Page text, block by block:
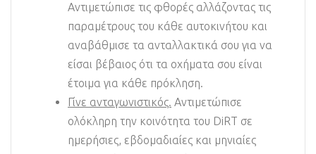
Αντιμετώπισε τις φθορές αλλάζοντας τις
παραμέτρους του κάθε αυτοκινήτου και
αναβάθμισε τα ανταλλακτικά σου για να
είσαι βέβαιος ότι τα οχήματα σου είναι
έτοιμα για κάθε πρόκληση.
Γίνε ανταγωνιστικός. Αντιμετώπισε
ολόκληρη την κοινότητα του DiRT σε
ημερήσιες, εβδομαδιαίες και μηνιαίες